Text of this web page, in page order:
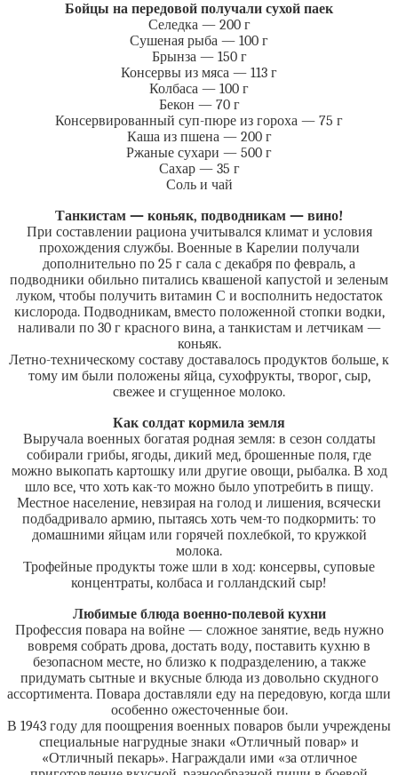
Бойцы на передовой получали сухой паек
Селедка — 200 г
Сушеная рыба — 100 г
Брынза — 150 г
Консервы из мяса — 113 г
Колбаса — 100 г
Бекон — 70 г
Консервированный суп-пюре из гороха — 75 г
Каша из пшена — 200 г
Ржаные сухари — 500 г
Сахар — 35 г
Соль и чай
Танкистам — коньяк, подводникам — вино!
При составлении рациона учитывался климат и условия
прохождения службы. Военные в Карелии получали
дополнительно по 25 г сала с декабря по февраль, а
подводники обильно питались квашеной капустой и зеленым
луком, чтобы получить витамин С и восполнить недостаток
кислорода. Подводникам, вместо положенной стопки водки,
наливали по 30 г красного вина, а танкистам и летчикам —
коньяк.
Летно-техническому составу доставалось продуктов больше, к
тому им были положены яйца, сухофрукты, творог, сыр,
свежее и сгущенное молоко.
Как солдат кормила земля
Выручала военных богатая родная земля: в сезон солдаты
собирали грибы, ягоды, дикий мед, брошенные поля, где
можно выкопать картошку или другие овощи, рыбалка. В ход
шло все, что хоть как-то можно было употребить в пищу.
Местное население, невзирая на голод и лишения, всячески
подбадривало армию, пытаясь хоть чем-то подкормить: то
домашними яйцам или горячей похлебкой, то кружкой
молока.
Трофейные продукты тоже шли в ход: консервы, суповые
концентраты, колбаса и голландский сыр!
Любимые блюда военно-полевой кухни
Профессия повара на войне — сложное занятие, ведь нужно
вовремя собрать дрова, достать воду, поставить кухню в
безопасном месте, но близко к подразделению, а также
придумать сытные и вкусные блюда из довольно скудного
ассортимента. Повара доставляли еду на передовую, когда шли
особенно ожесточенные бои.
В 1943 году для поощрения военных поваров были учреждены
специальные нагрудные знаки «Отличный повар» и
«Отличный пекарь». Награждали ими «за отличное